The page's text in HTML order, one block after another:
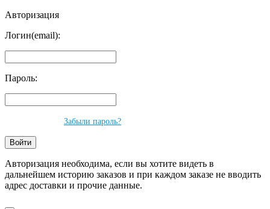
Авторизация
Логин(email):
Пароль:
Забыли пароль?
Авторизация необходима, если вы хотите видеть в
дальнейшем историю заказов и при каждом заказе не вводить
адрес доставки и прочие данные.